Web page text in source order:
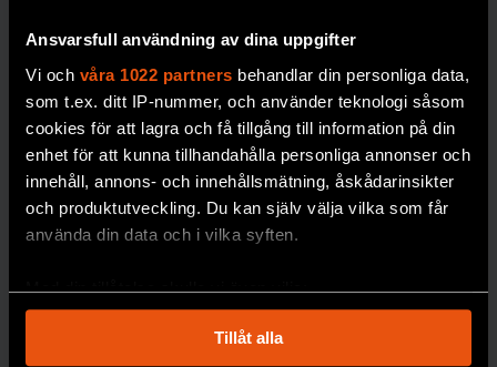
Ansvarsfull användning av dina uppgifter
Vi och våra 1022 partners behandlar din personliga data,
som t.ex. ditt IP-nummer, och använder teknologi såsom
cookies för att lagra och få tillgång till information på din
enhet för att kunna tillhandahålla personliga annonser och
innehåll, annons- och innehållsmätning, åskådarinsikter
och produktutveckling. Du kan själv välja vilka som får
använda din data och i vilka syften.
Med din tillåtelse skulle vi även vilja:
som kan ha en noggrannhet på upp till flera meter
Tillåt alla
Robert:
”Jag är
över att